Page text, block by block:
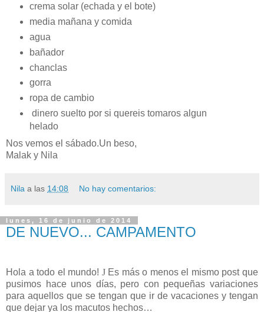
crema solar (echada y el bote)
media mañana y comida
agua
bañador
chanclas
gorra
ropa de cambio
dinero suelto por si quereis tomaros algun
helado
Nos vemos el sábado.Un beso,
Malak y Nila
Nila a las 14:08 No hay comentarios:
lunes, 16 de junio de 2014
DE NUEVO... CAMPAMENTO
Hola a todo el mundo! JEs más o menos el mismo post que
pusimos hace unos días, pero con pequeñas variaciones
para aquellos que se tengan que ir de vacaciones y tengan
que dejar ya los macutos hechos…